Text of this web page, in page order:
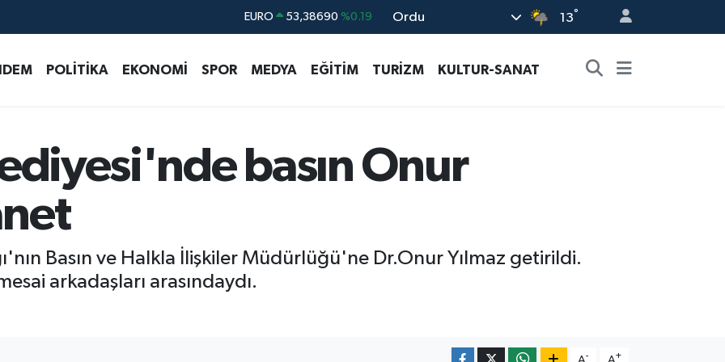
EURO 53,38690 %0.19
G.ALTIN 6862,09000 %0.19
DOLAR 45,43620 %0.02
Ordu 13°
POLİTİKA EKONOMİ SPOR MEDYA EĞİTİM TURİZM KULTUR-SANAT
basın Onur
Basın ve Halkla İlişkiler Müdürlüğü'ne Dr.Onur Yılmaz getirildi.
arkadaşları arasındaydı.
- +